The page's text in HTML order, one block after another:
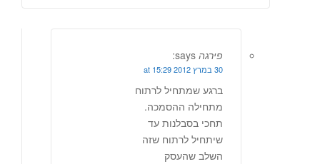
פירגה says:
30 במרץ 2012 at 15:29
ברגע שמתחיל לרתוח
מתחילה ההסמכה.
תחכי בסבלנות עד
שיתחיל לרתוח שזה
השלב שהעסק